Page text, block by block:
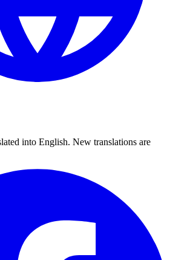
into English. New translations are